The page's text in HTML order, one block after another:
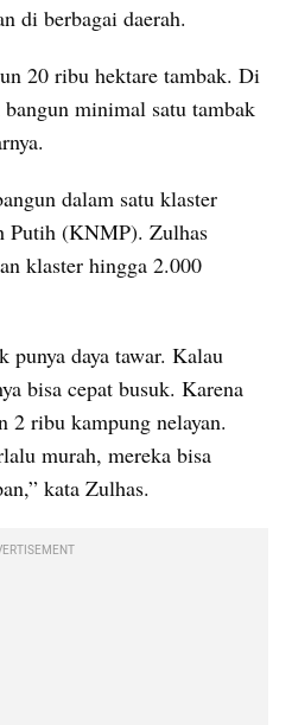
di berbagai daerah.
20 ribu hektare tambak. Di
minimal satu tambak
dalam satu klaster
Putih (KNMP). Zulhas
klaster hingga 2.000
punya daya tawar. Kalau
bisa cepat busuk. Karena
2 ribu kampung nelayan.
murah, mereka bisa
kata Zulhas.